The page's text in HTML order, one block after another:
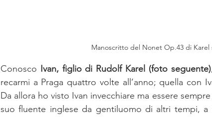
Manoscritto del Nonet Op.43 di Karel
Conosco Ivan, figlio di Rudolf Karel (foto seguente)
recarmi a Praga quattro volte all’anno; quella con
Da allora ho visto Ivan invecchiare ma essere
suo fluente inglese da gentiluomo di altri tempi, a